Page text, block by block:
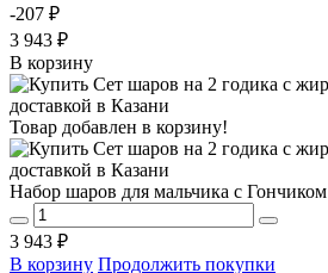
-207 ₽
3 943 ₽
В корзину
Товар добавлен в корзину!
Набор шаров для мальчика с Гончиком
3 943 ₽
В корзину Продолжить покупки